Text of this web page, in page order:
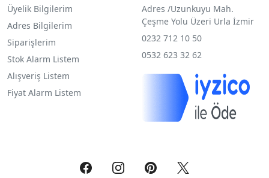
Üyelik Bilgilerim
Adres Bilgilerim
Siparişlerim
Stok Alarm Listem
Alışveriş Listem
Fiyat Alarm Listem
Adres /Uzunkuyu Mah.
Çeşme Yolu Üzeri Urla İzmir
0232 712 10 50
0532 623 32 62